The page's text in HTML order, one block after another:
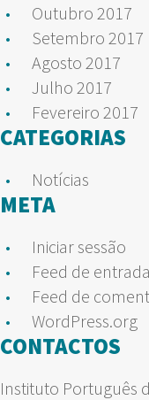
Outubro 2017
Setembro 2017
Agosto 2017
Julho 2017
Fevereiro 2017
CATEGORIAS
Notícias
META
Iniciar sessão
Feed de
Feed de
WordPress.org
CONTACTOS
Instituto Português